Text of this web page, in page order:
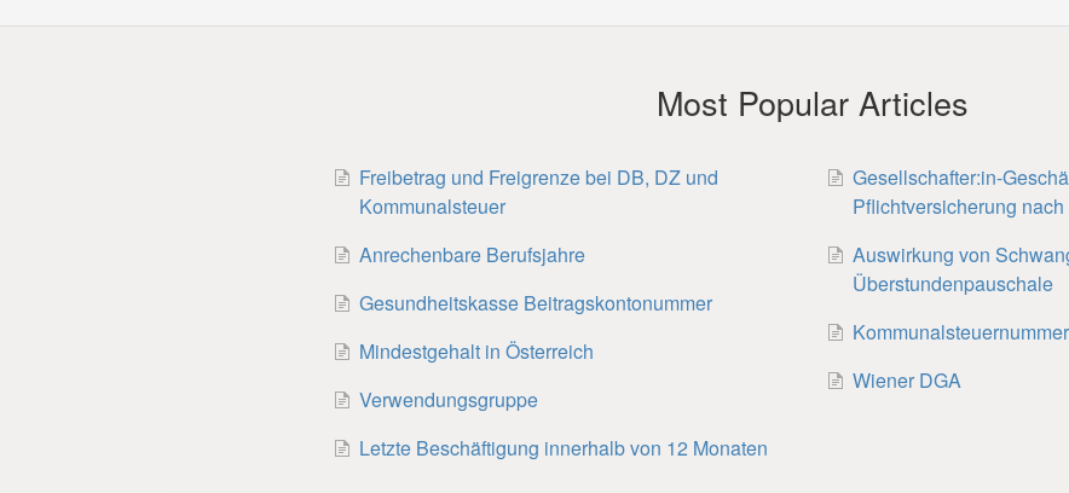
Most Popular Articles
Freibetrag und Freigrenze bei DB, DZ und
Kommunalsteuer
Anrechenbare Berufsjahre
Gesundheitskasse Beitragskontonummer
Mindestgehalt in Österreich
Verwendungsgruppe
Letzte Beschäftigung innerhalb von 12 Monaten
Gesellschafter:in-
Pflichtversicherung
Auswirkung von
Überstundenpauschale
Kommunalsteuernummer
Wiener DGA